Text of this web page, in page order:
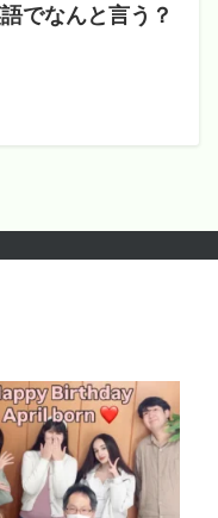
でなんと言う？